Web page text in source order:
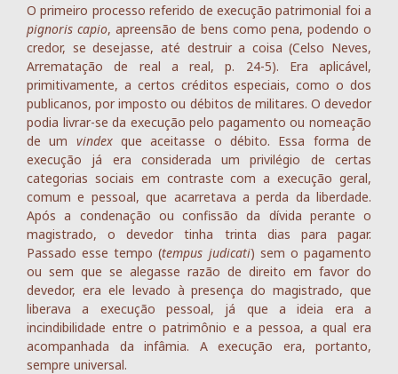
O primeiro processo referido de execução patrimonial foi a
pignoris capio, apreensão de bens como pena, podendo o
credor, se desejasse, até destruir a coisa (Celso Neves,
Arrematação de real a real, p. 24-5). Era aplicável,
primitivamente, a certos créditos especiais, como o dos
publicanos, por imposto ou débitos de militares. O devedor
podia livrar-se da execução pelo pagamento ou nomeação
de um vindexque aceitasse o débito. Essa forma de
execução já era considerada um privilégio de certas
categorias sociais em contraste com a execução geral,
comum e pessoal, que acarretava a perda da liberdade.
Após a condenação ou confissão da dívida perante o
magistrado, o devedor tinha trinta dias para pagar.
Passado esse tempo (tempus judicati) sem o pagamento
ou sem que se alegasse razão de direito em favor do
devedor, era ele levado à presença do magistrado, que
liberava a execução pessoal, já que a ideia era a
incindibilidade entre o patrimônio e a pessoa, a qual era
acompanhada da infâmia. A execução era, portanto,
sempre universal.